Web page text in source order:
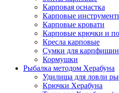
Карповая оснастка
Карповые
Карповые кровати
Карповые крючки и
Кресла карповые
Сумки для
Кормушки
Рыбалка методом Херабуна
Удилища для ловли
Крючки Херабуна